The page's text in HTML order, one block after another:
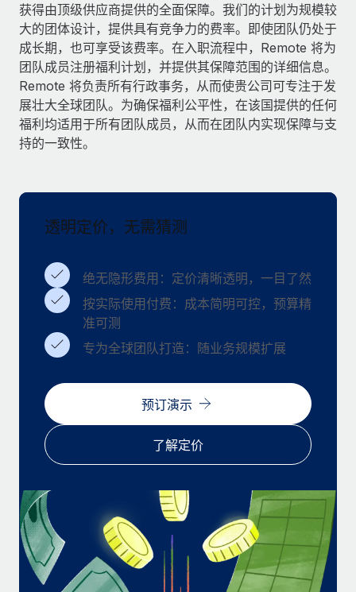
服务
咨询专家
获得全球人力资源与合规方面的专家帮助
背景调查
简化候选人筛选流程
合规守望台
在全球范围内配置和跟踪 IT 设备
实体设立
快速建立合规实体
人员调配与搬迁
轻松搬迁员工
轻松管理员工福利
Remote Build 即将推出
集成与人工智能自动化咨询
案例研究
薪金与人才洞察
洞察中心
获得支持
查看全部资源
EOR compliance
to the demands of today’s labor market, the...
了解更多
What a Workday global payroll implementation
Most teams hear "payroll implementation" and picture a
six-month project with a dedicated team....
了解更多
获得由顶级供应商提供的全面保障。我们的计划为规模较
大的团体设计，提供具有竞争力的费率。即使团队仍处于
成长期，也可享受该费率。在入职流程中，Remote 将为
团队成员注册福利计划，并提供其保障范围的详细信息。
Remote 将负责所有行政事务，从而使贵公司可专注于发
展壮大全球团队。为确保福利公平性，在该国提供的任何
福利均适用于所有团队成员，从而在团队内实现保障与支
持的一致性。
透明定价，无需猜测
绝无隐形费用：定价清晰透明，一目了然
按实际使用付费：成本简明可控，预算精
准可测
专为全球团队打造：随业务规模扩展
预订演示
了解定价